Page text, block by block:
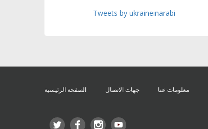
Tweets by ukraineinarabi
معلومات عنا جهات الاتصال الصفحة الرئيسية